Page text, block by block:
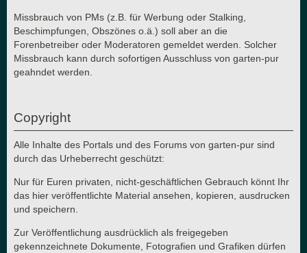
Missbrauch von PMs (z.B. für Werbung oder Stalking,
Beschimpfungen, Obszönes o.ä.) soll aber an die
Forenbetreiber oder Moderatoren gemeldet werden. Solcher
Missbrauch kann durch sofortigen Ausschluss von garten-pur
geahndet werden.
Copyright
Alle Inhalte des Portals und des Forums von garten-pur sind
durch das Urheberrecht geschützt:
Nur für Euren privaten, nicht-geschäftlichen Gebrauch könnt Ihr
das hier veröffentlichte Material ansehen, kopieren, ausdrucken
und speichern.
Zur Veröffentlichung ausdrücklich als freigegeben
gekennzeichnete Dokumente, Fotografien und Grafiken dürfen